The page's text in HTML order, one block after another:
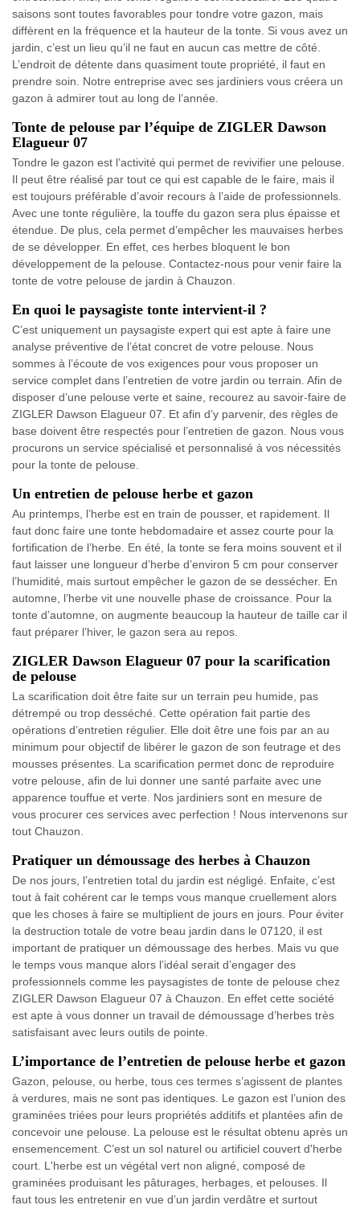
saisons sont toutes favorables pour tondre votre gazon, mais
diffèrent en la fréquence et la hauteur de la tonte. Si vous avez un
jardin, c’est un lieu qu’il ne faut en aucun cas mettre de côté.
L’endroit de détente dans quasiment toute propriété, il faut en
prendre soin. Notre entreprise avec ses jardiniers vous créera un
gazon à admirer tout au long de l’année.
Tonte de pelouse par l’équipe de ZIGLER Dawson
Elagueur 07
Tondre le gazon est l’activité qui permet de revivifier une pelouse.
Il peut être réalisé par tout ce qui est capable de le faire, mais il
est toujours préférable d’avoir recours à l’aide de professionnels.
Avec une tonte régulière, la touffe du gazon sera plus épaisse et
étendue. De plus, cela permet d’empêcher les mauvaises herbes
de se développer. En effet, ces herbes bloquent le bon
développement de la pelouse. Contactez-nous pour venir faire la
tonte de votre pelouse de jardin à Chauzon.
En quoi le paysagiste tonte intervient-il ?
C’est uniquement un paysagiste expert qui est apte à faire une
analyse préventive de l’état concret de votre pelouse. Nous
sommes à l’écoute de vos exigences pour vous proposer un
service complet dans l’entretien de votre jardin ou terrain. Afin de
disposer d’une pelouse verte et saine, recourez au savoir-faire de
ZIGLER Dawson Elagueur 07. Et afin d’y parvenir, des règles de
base doivent être respectés pour l’entretien de gazon. Nous vous
procurons un service spécialisé et personnalisé à vos nécessités
pour la tonte de pelouse.
Un entretien de pelouse herbe et gazon
Au printemps, l’herbe est en train de pousser, et rapidement. Il
faut donc faire une tonte hebdomadaire et assez courte pour la
fortification de l’herbe. En été, la tonte se fera moins souvent et il
faut laisser une longueur d’herbe d’environ 5 cm pour conserver
l’humidité, mais surtout empêcher le gazon de se dessécher. En
automne, l’herbe vit une nouvelle phase de croissance. Pour la
tonte d’automne, on augmente beaucoup la hauteur de taille car il
faut préparer l’hiver, le gazon sera au repos.
ZIGLER Dawson Elagueur 07 pour la scarification
de pelouse
La scarification doit être faite sur un terrain peu humide, pas
détrempé ou trop desséché. Cette opération fait partie des
opérations d’entretien régulier. Elle doit être une fois par an au
minimum pour objectif de libérer le gazon de son feutrage et des
mousses présentes. La scarification permet donc de reproduire
votre pelouse, afin de lui donner une santé parfaite avec une
apparence touffue et verte. Nos jardiniers sont en mesure de
vous procurer ces services avec perfection ! Nous intervenons sur
tout Chauzon.
Pratiquer un démoussage des herbes à Chauzon
De nos jours, l’entretien total du jardin est négligé. Enfaite, c’est
tout à fait cohérent car le temps vous manque cruellement alors
que les choses à faire se multiplient de jours en jours. Pour éviter
la destruction totale de votre beau jardin dans le 07120, il est
important de pratiquer un démoussage des herbes. Mais vu que
le temps vous manque alors l’idéal serait d’engager des
professionnels comme les paysagistes de tonte de pelouse chez
ZIGLER Dawson Elagueur 07 à Chauzon. En effet cette société
est apte à vous donner un travail de démoussage d’herbes très
satisfaisant avec leurs outils de pointe.
L’importance de l’entretien de pelouse herbe et gazon
Gazon, pelouse, ou herbe, tous ces termes s’agissent de plantes
à verdures, mais ne sont pas identiques. Le gazon est l’union des
graminées triées pour leurs propriétés additifs et plantées afin de
concevoir une pelouse. La pelouse est le résultat obtenu après un
ensemencement. C’est un sol naturel ou artificiel couvert d'herbe
court. L'herbe est un végétal vert non aligné, composé de
graminées produisant les pâturages, herbages, et pelouses. Il
faut tous les entretenir en vue d’un jardin verdâtre et surtout